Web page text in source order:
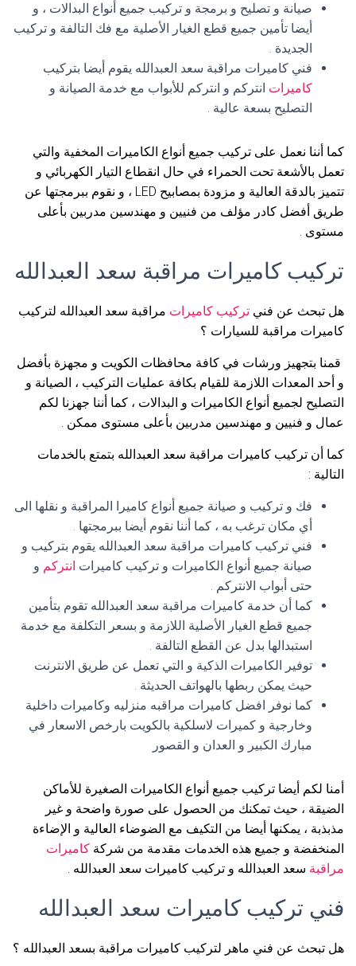
صيانة و تصليح و برمجة و تركيب جميع أنواع البدالات ، و
أيضا تأمين جميع قطع الغيار الأصلية مع فك التالفة و تركيب
الجديدة .
فني كاميرات مراقبة سعد العبدالله يقوم أيضا بتركيب
كاميرات انتركم و انتركم للأبواب مع خدمة الصيانة و
التصليح بسعة عالية .
كما أننا نعمل على تركيب جميع أنواع الكاميرات المخفية والتي
تعمل بالأشعة تحت الحمراء في حال انقطاع التيار الكهربائي و
تتميز بالدقة العالية و مزودة بمصابيح LED ، و نقوم ببرمجتها عن
طريق أفضل كادر مؤلف من فنيين و مهندسين مدربين بأعلى
مستوى .
تركيب كاميرات مراقبة سعد العبدالله
هل تبحث عن فني تركيب كاميرات مراقبة سعد العبدالله لتركيب
كاميرات مراقبة للسيارات ؟
قمنا بتجهيز ورشات في كافة محافظات الكويت و مجهزة بأفضل
و أحد المعدات اللازمة للقيام بكافة عمليات التركيب ، الصيانة و
التصليح لجميع أنواع الكاميرات و البدالات ، كما أننا جهزنا لكم
عمال و فنيين و مهندسين مدربين بأعلى مستوى ممكن .
كما أن تركيب كاميرات مراقبة سعد العبدالله بتمتع بالخدمات
التالية :
فك و تركيب و صيانة جميع أنواع كاميرا المراقبة و نقلها الى
أي مكان ترغب به ، كما أننا نقوم أيضا ببرمجتها .
فني تركيب كاميرات مراقبة سعد العبدالله يقوم بتركيب و
صيانة جميع أنواع الكاميرات و تركيب كاميرات انتركم و
حتى أبواب الانتركم .
كما أن خدمة كاميرات مراقبة سعد العبدالله تقوم بتأمين
جميع قطع الغيار الأصلية اللازمة و بسعر التكلفة مع خدمة
استبدالها بدل عن القطع التالفة .
توفير الكاميرات الذكية و التي تعمل عن طريق الانترنت
حيث يمكن ربطها بالهواتف الحديثة .
كما نوفر افضل كاميرات مراقبه منزليه وكاميرات داخلية
وخارجية و كميرات لاسلكية بالكويت بارخص الاسعار في
مبارك الكبير و العدان و القصور
أمنا لكم أيضا تركيب جميع أنواع الكاميرات الصغيرة للأماكن
الضيقة ، حيث تمكنك من الحصول على صورة واضحة و غير
مذبذبة ، يمكنها أيضا من التكيف مع الضوضاء العالية و الإضاءة
المنخفضة و جميع هذه الخدمات مقدمة من شركة كاميرات
مراقبة سعد العبدالله و تركيب كاميرات سعد العبدالله .
فني تركيب كاميرات سعد العبدالله
هل تبحث عن فني ماهر لتركيب كاميرات مراقبة بسعد العبدالله ؟